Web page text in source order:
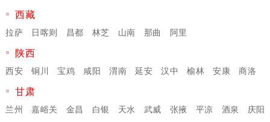
西藏
拉萨 日喀则 昌都 林芝 山南 那曲 阿里
陕西
西安 铜川 宝鸡 咸阳 渭南 延安 汉中 榆林 安康 商洛
甘肃
兰州 嘉峪关 金昌 白银 天水 武威 张掖 平凉 酒泉
庆阳